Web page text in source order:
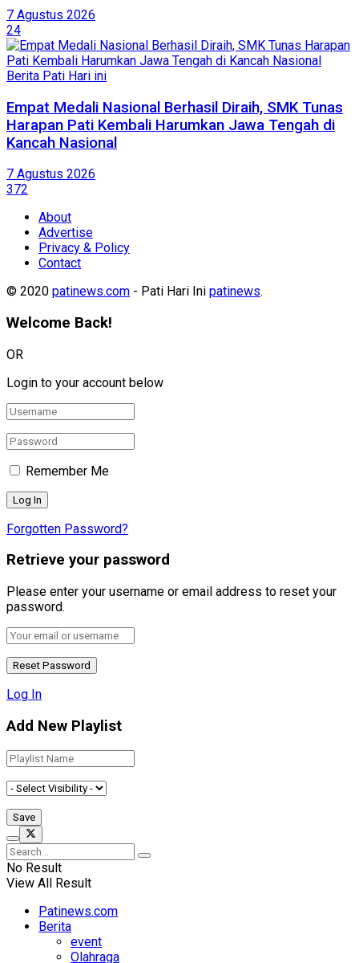
7 Agustus 2026
24
Berita Pati Hari ini
Empat Medali Nasional Berhasil Diraih, SMK Tunas
Harapan Pati Kembali Harumkan Jawa Tengah di
Kancah Nasional
7 Agustus 2026
372
About
Advertise
Privacy & Policy
Contact
© 2020 patinews.com - Pati Hari Ini patinews.
Welcome Back!
OR
Login to your account below
Remember Me
Forgotten Password?
Retrieve your password
Please enter your username or email address to reset your
password.
Log In
Add New Playlist
No Result
View All Result
Patinews.com
Berita
event
Olahraga